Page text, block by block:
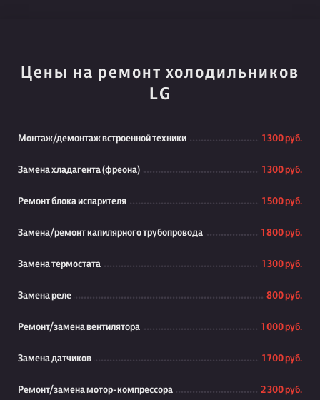
Цены на ремонт холодильников
LG
Монтаж/демонтаж встроенной техники 1 300 руб.
Замена хладагента (фреона) 1 300 руб.
Ремонт блока испарителя 1 500 руб.
Замена/ремонт капилярного трубопровода 1 800 руб.
Замена термостата 1 300 руб.
Замена реле 800 руб.
Ремонт/замена вентилятора 1 000 руб.
Замена датчиков 1 700 руб.
Ремонт/замена мотор-компрессора 2 300 руб.